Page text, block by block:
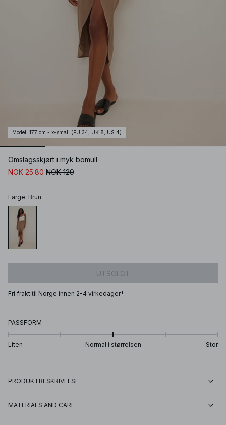
Model : 177 cm - x-small (EU 34, UK 8, US 4)
Omslagsskjørt i myk bomull
NOK 25.80 NOK 129
Farge: Brun
UTSOLGT
Fri frakt til Norge innen 2-4 virkedager*
PASSFORM
Liten Normal i størrelsen Stor
PRODUKTBESKRIVELSE
MATERIALS AND CARE